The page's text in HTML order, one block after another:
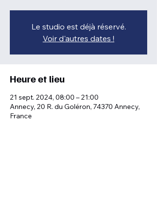
Le studio est déjà réservé.
Voir d'autres dates !
Heure et lieu
21 sept. 2024, 08:00 – 21:00
Annecy, 20 R. du Goléron, 74370 Annecy,
France